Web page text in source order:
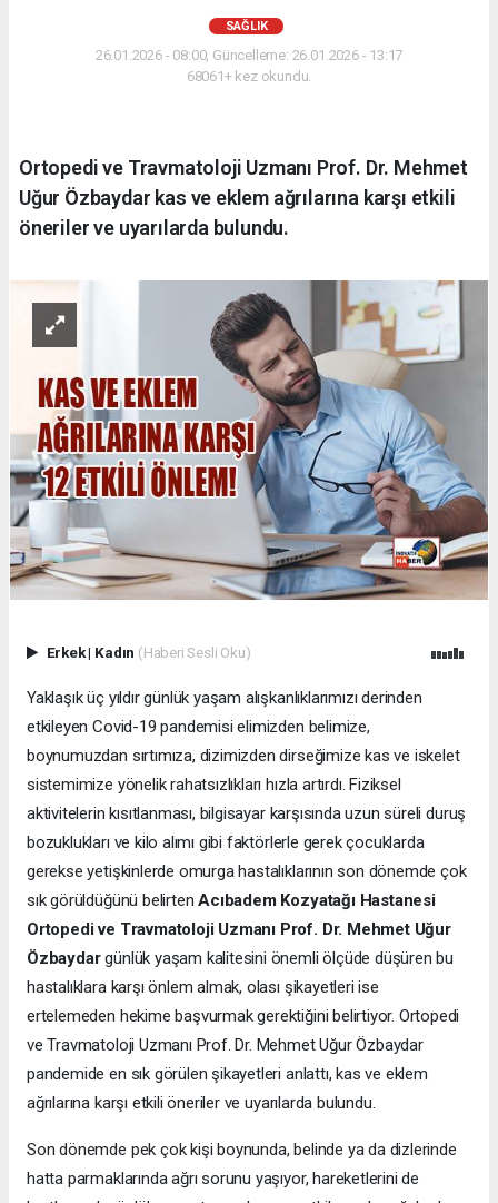
SAĞLIK
26.01.2026 - 08:00, Güncelleme: 26.01.2026 - 13:17
68061+ kez okundu.
Ortopedi ve Travmatoloji Uzmanı Prof. Dr. Mehmet
Uğur Özbaydar kas ve eklem ağrılarına karşı etkili
öneriler ve uyarılarda bulundu.
Erkek| Kadın (Haberi Sesli Oku)
Yaklaşık üç yıldır günlük yaşam alışkanlıklarımızı derinden
etkileyen Covid-19 pandemisi elimizden belimize,
boynumuzdan sırtımıza, dizimizden dirseğimize kas ve iskelet
sistemimize yönelik rahatsızlıkları hızla artırdı. Fiziksel
aktivitelerin kısıtlanması, bilgisayar karşısında uzun süreli duruş
bozuklukları ve kilo alımı gibi faktörlerle gerek çocuklarda
gerekse yetişkinlerde omurga hastalıklarının son dönemde çok
sık görüldüğünü belirtenAcıbadem Kozyatağı Hastanesi
Ortopedi ve Travmatoloji Uzmanı Prof. Dr. Mehmet Uğur
Özbaydargünlük yaşam kalitesini önemli ölçüde düşüren bu
hastalıklara karşı önlem almak, olası şikayetleri ise
ertelemeden hekime başvurmak gerektiğini belirtiyor. Ortopedi
ve Travmatoloji Uzmanı Prof. Dr. Mehmet Uğur Özbaydar
pandemide en sık görülen şikayetleri anlattı, kas ve eklem
ağrılarına karşı etkili öneriler ve uyarılarda bulundu.
Son dönemde pek çok kişi boynunda, belinde ya da dizlerinde
hatta parmaklarında ağrı sorunu yaşıyor, hareketlerini de